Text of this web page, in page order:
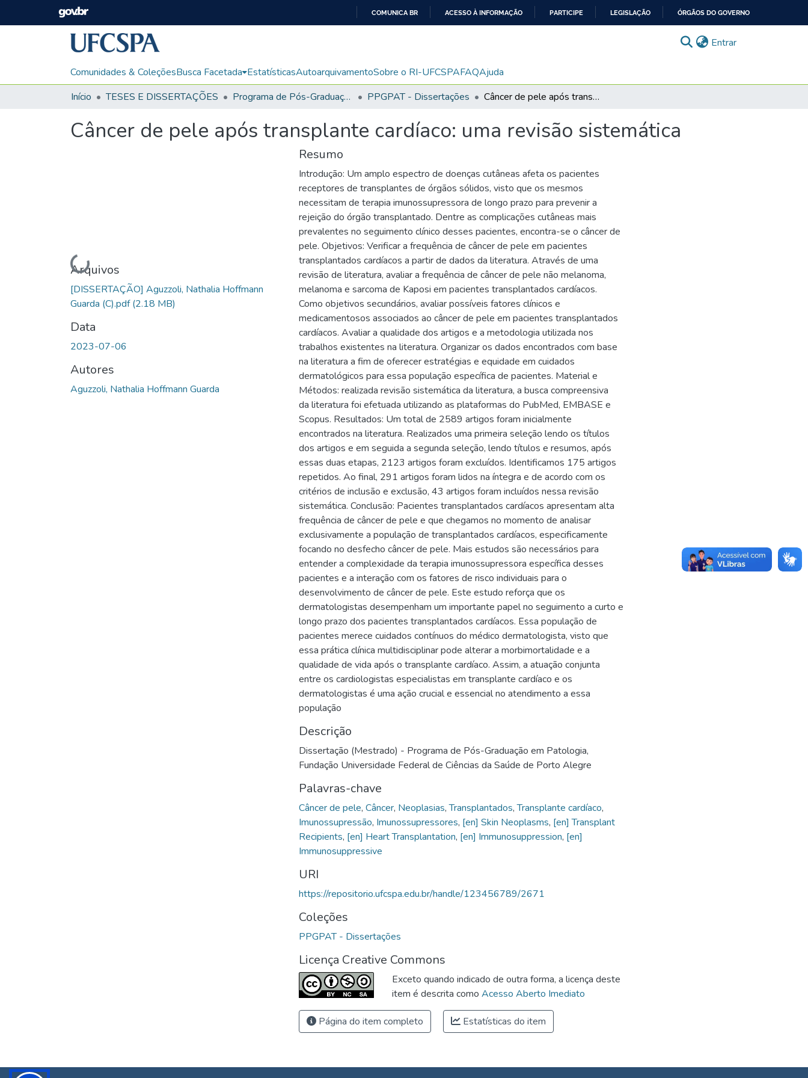
CONTEÚDO
COMUNICA BR ACESSO À INFORMAÇÃO PARTICIPE LEGISLAÇÃO ÓRGÃOS DO GOVERNO
Entrar(current)
Comunidades & ColeçõesBusca Facetada EstatísticasAutoarquivamentoSobre o RI-UFCSPAFAQAjuda
Início
TESES E DISSERTAÇÕES Programa de Pós-Graduação em Patologia PPGPAT - Dissertações Câncer de pele após transplante cardíaco: uma revisão sistemática
Câncer de pele após transplante cardíaco: uma revisão sistemática
Carregando...
Arquivos
[DISSERTAÇÃO] Aguzzoli, Nathalia Hoffmann
Guarda (C).pdf(2.18 MB)
Data
2023-07-06
Autores
Aguzzoli, Nathalia Hoffmann Guarda
Resumo
Introdução: Um amplo espectro de doenças cutâneas afeta os pacientes
receptores de transplantes de órgãos sólidos, visto que os mesmos
necessitam de terapia imunossupressora de longo prazo para prevenir a
rejeição do órgão transplantado. Dentre as complicações cutâneas mais
prevalentes no seguimento clínico desses pacientes, encontra-se o câncer de
pele. Objetivos: Verificar a frequência de câncer de pele em pacientes
transplantados cardíacos a partir de dados da literatura. Através de uma
revisão de literatura, avaliar a frequência de câncer de pele não melanoma,
melanoma e sarcoma de Kaposi em pacientes transplantados cardíacos.
Como objetivos secundários, avaliar possíveis fatores clínicos e
medicamentosos associados ao câncer de pele em pacientes transplantados
cardíacos. Avaliar a qualidade dos artigos e a metodologia utilizada nos
trabalhos existentes na literatura. Organizar os dados encontrados com base
na literatura a fim de oferecer estratégias e equidade em cuidados
dermatológicos para essa população específica de pacientes. Material e
Métodos: realizada revisão sistemática da literatura, a busca compreensiva
da literatura foi efetuada utilizando as plataformas do PubMed, EMBASE e
Scopus. Resultados: Um total de 2589 artigos foram inicialmente
encontrados na literatura. Realizados uma primeira seleção lendo os títulos
dos artigos e em seguida a segunda seleção, lendo títulos e resumos, após
essas duas etapas, 2123 artigos foram excluídos. Identificamos 175 artigos
repetidos. Ao final, 291 artigos foram lidos na íntegra e de acordo com os
critérios de inclusão e exclusão, 43 artigos foram incluídos nessa revisão
sistemática. Conclusão: Pacientes transplantados cardíacos apresentam alta
frequência de câncer de pele e que chegamos no momento de analisar
exclusivamente a população de transplantados cardíacos, especificamente
focando no desfecho câncer de pele. Mais estudos são necessários para
entender a complexidade da terapia imunossupressora específica desses
pacientes e a interação com os fatores de risco individuais para o
desenvolvimento de câncer de pele. Este estudo reforça que os
dermatologistas desempenham um importante papel no seguimento a curto e
longo prazo dos pacientes transplantados cardíacos. Essa população de
pacientes merece cuidados contínuos do médico dermatologista, visto que
essa prática clínica multidisciplinar pode alterar a morbimortalidade e a
qualidade de vida após o transplante cardíaco. Assim, a atuação conjunta
entre os cardiologistas especialistas em transplante cardíaco e os
dermatologistas é uma ação crucial e essencial no atendimento a essa
população
Descrição
Dissertação (Mestrado) - Programa de Pós-Graduação em Patologia,
Fundação Universidade Federal de Ciências da Saúde de Porto Alegre
Palavras-chave
Câncer de pele, Câncer, Neoplasias,Transplantados,Transplante cardíaco,
Imunossupressão, Imunossupressores, [en] Skin Neoplasms, [en] Transplant
Recipients, [en] Heart Transplantation, [en] Immunosuppression, [en]
Immunosuppressive
URI
https://repositorio.ufcspa.edu.br/handle/123456789/2671
Coleções
PPGPAT - Dissertações
Licença Creative Commons
Exceto quando indicado de outra forma, a licença deste
item é descrita como Acesso Aberto Imediato
Página do item completo Estatísticas do item